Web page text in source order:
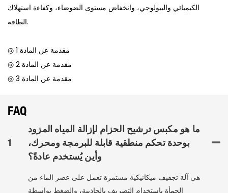
الكيميائي والبيولوجي، وانخفاض مستوى الضوضاء، وكفاءة استهلاك
الطاقة.
◎ مقدمة عن المادة 1
◎ مقدمة عن المادة 2
◎ مقدمة عن المادة 3
FAQ
1
ما هو مكبس ترشيح الحزام لإزالة المياه المزود
بوحدة تحكم منطقية قابلة للبرمجة ومحرك،
وأين يُستخدم عادةً؟
هي آلة تجفيف ميكانيكية مستمرة تعمل على عصر الماء من
الحمأة باستخدام التصريف بالجاذبية، والضغط بواسطة